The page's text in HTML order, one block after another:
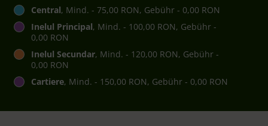
Central, Mind. - 75,00 RON, Gebühr - 0,00 RON
Inelul Principal, Mind. - 100,00 RON, Gebühr -
0,00 RON
Inelul Secundar, Mind. - 120,00 RON, Gebühr -
0,00 RON
Cartiere, Mind. - 150,00 RON, Gebühr - 0,00 RON